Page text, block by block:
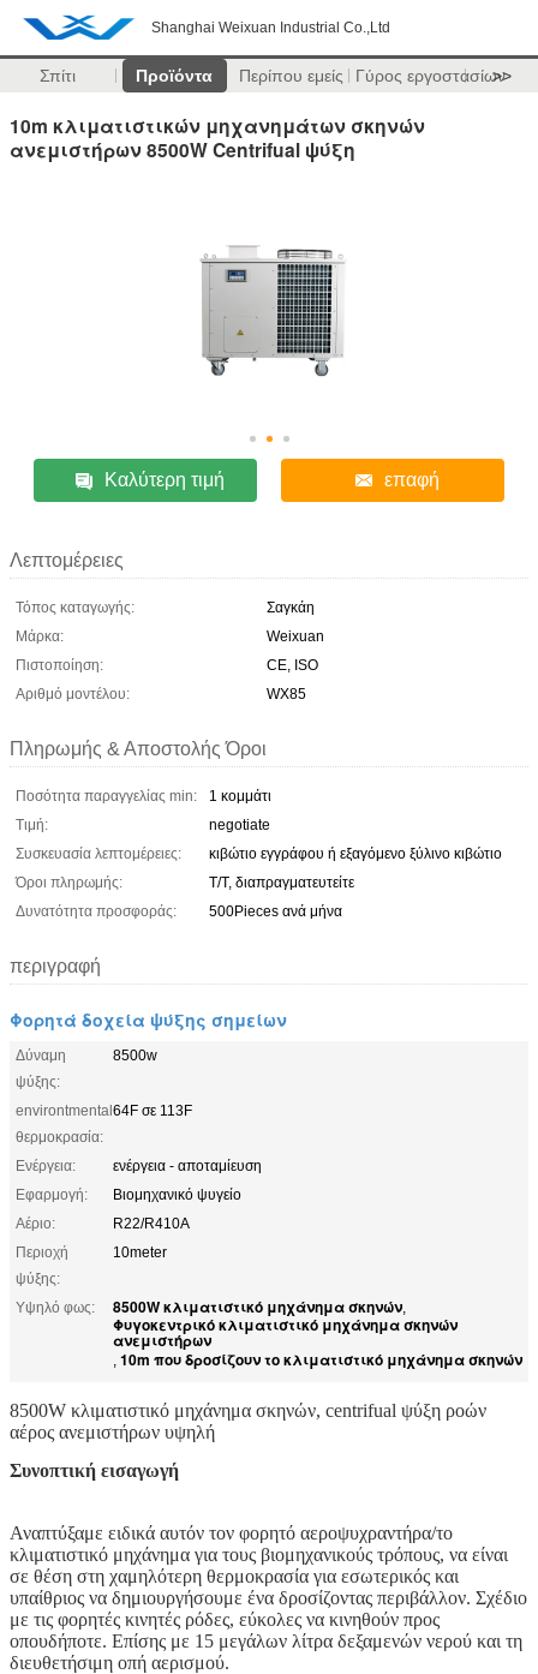
Shanghai Weixuan Industrial Co.,Ltd
Σπίτι Προϊόντα Περίπου εμείς Γύρος εργοστασίων
>>
10m κλιματιστικών μηχανημάτων σκηνών
ανεμιστήρων 8500W Centrifual ψύξη
Καλύτερη τιμή επαφή
Λεπτομέρειες
Τόπος καταγωγής:
Σαγκάη
Μάρκα:
Weixuan
Πιστοποίηση:
CE, ISO
Αριθμό μοντέλου:
WX85
Πληρωμής & Αποστολής Όροι
Ποσότητα παραγγελίας min:
1 κομμάτι
Τιμή:
negotiate
Συσκευασία λεπτομέρειες:
κιβώτιο εγγράφου ή εξαγόμενο ξύλινο κιβώτιο
Όροι πληρωμής:
T/T, διαπραγματευτείτε
Δυνατότητα προσφοράς:
500Pieces ανά μήνα
περιγραφή
Φορητά δοχεία ψύξης σημείων
Δύναμη
ψύξης:
8500w
environtmental
θερμοκρασία:
64F σε 113F
Ενέργεια:
ενέργεια - αποταμίευση
Εφαρμογή:
Βιομηχανικό ψυγείο
Αέριο:
R22/R410A
Περιοχή
ψύξης:
10meter
Υψηλό φως: 8500W κλιματιστικό μηχάνημα σκηνών,
Φυγοκεντρικό κλιματιστικό μηχάνημα σκηνών
ανεμιστήρων
, 10m που δροσίζουν το κλιματιστικό μηχάνημα σκηνών
8500W κλιματιστικό μηχάνημα σκηνών, centrifual ψύξη ροών
αέρος ανεμιστήρων υψηλή
Συνοπτική εισαγωγή
Αναπτύξαμε ειδικά αυτόν τον φορητό αεροψυχραντήρα/το
κλιματιστικό μηχάνημα για τους βιομηχανικούς τρόπους, να είναι
σε θέση στη χαμηλότερη θερμοκρασία για εσωτερικός και
υπαίθριος να δημιουργήσουμε ένα δροσίζοντας περιβάλλον. Σχέδιο
με τις φορητές κινητές ρόδες, εύκολες να κινηθούν προς
οπουδήποτε. Επίσης με 15 μεγάλων λίτρα δεξαμενών νερού και τη
διευθετήσιμη οπή αερισμού.